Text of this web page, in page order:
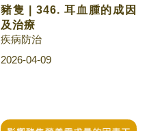
豬隻 | 346. 耳血腫的成因
及治療
疾病防治
2026-04-09